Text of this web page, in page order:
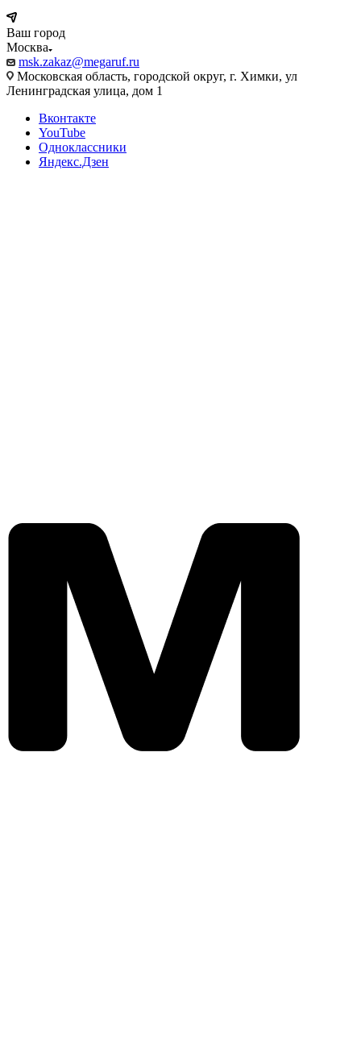
Ваш город
Москва
msk.zakaz@megaruf.ru
Московская область, городской округ, г. Химки, ул
Ленинградская улица, дом 1
Вконтакте
YouTube
Одноклассники
Яндекс.Дзен